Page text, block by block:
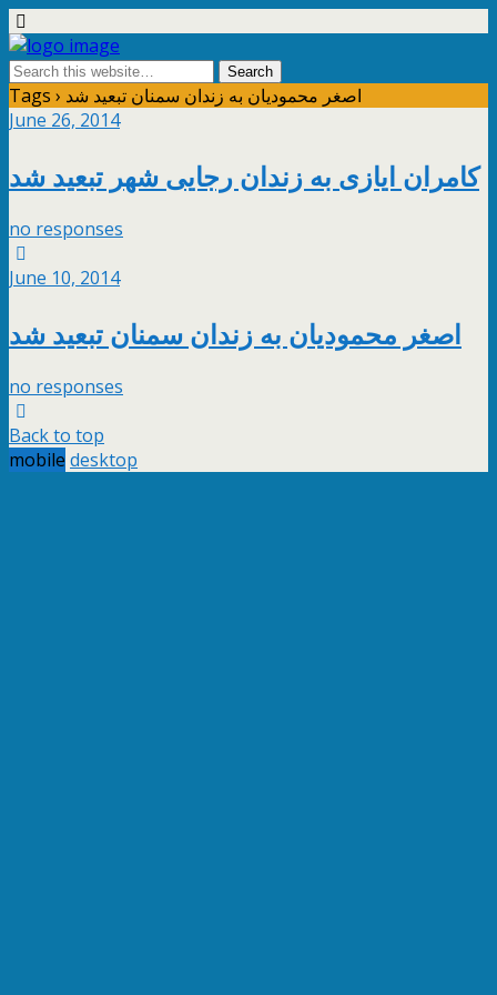
Tags › اصغر محمودیان به زندان سمنان تبعید شد
June 26, 2014
کامران ایازی به زندان رجایی شهر تبعید شد
no responses
June 10, 2014
اصغر محمودیان به زندان سمنان تبعید شد
no responses
Back to top
mobile desktop